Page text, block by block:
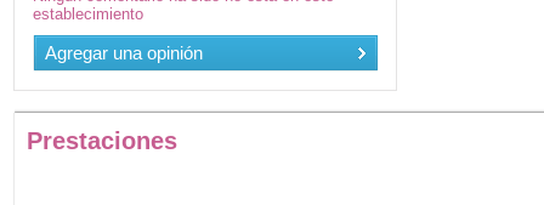
establecimiento
Agregar una opinión
Prestaciones